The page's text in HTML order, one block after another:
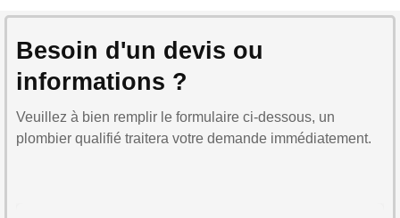
Besoin d'un devis ou
informations ?
Veuillez à bien remplir le formulaire ci-dessous, un
plombier qualifié traitera votre demande immédiatement.